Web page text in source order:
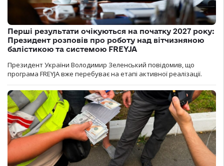
Перші результати очікуються на початку 2027 року:
Президент розповів про роботу над вітчизняною
балістикою та системою FREYJA
Президент України Володимир Зеленський повідомив, що
програма FREYJA вже перебуває на етапі активної реалізації.